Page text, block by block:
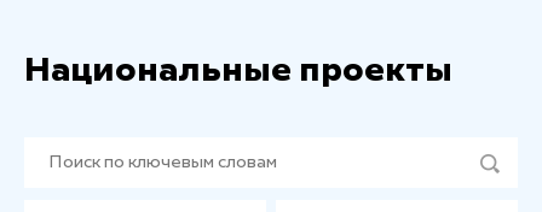
Национальные проекты